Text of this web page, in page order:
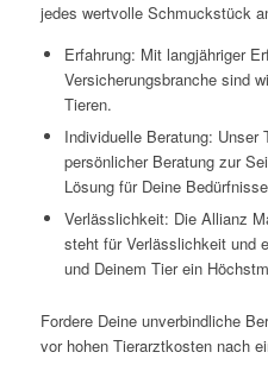
jedes wertvolle Schmuckstück
Erfahrung: Mit langjähriger
Versicherungsbranche sind
Tieren.
Individuelle Beratung:
persönlicher Beratung zur
Lösung für Deine
Verlässlichkeit: Die Allianz
steht für Verlässlichkeit und
und Deinem Tier ein
Fordere Deine unverbindliche
vor hohen Tierarztkosten nach